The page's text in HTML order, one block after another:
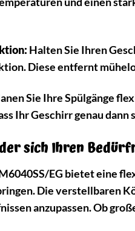
Halten Sie Ihren
Diese entfernt
Sie Ihre Spülgänge
Ihr Geschirr genau dann
sich Ihren
EG bietet eine
Die verstellbaren
anzupassen. Ob